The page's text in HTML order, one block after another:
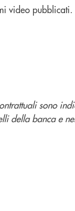
video pubblicati.
sono
della banca e